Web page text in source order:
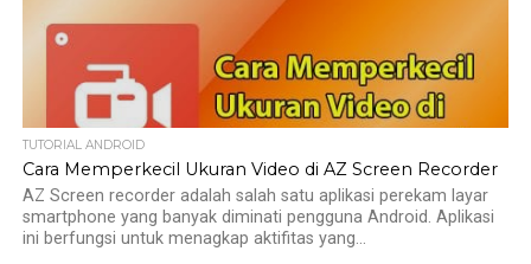
TUTORIAL ANDROID
Cara Memperkecil Ukuran Video di AZ Screen Recorder
AZ Screen recorder adalah salah satu aplikasi perekam layar
smartphone yang banyak diminati pengguna Android. Aplikasi
ini berfungsi untuk menagkap aktifitas yang...